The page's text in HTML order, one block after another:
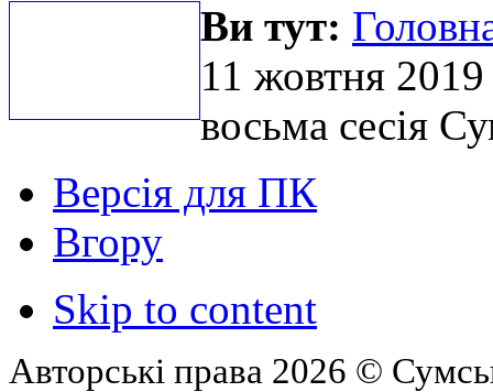
Ви тут:
11 жовтня 2019
восьма сесія
Версія для ПК
Вгору
Skip to content
Авторські права 2026 ©